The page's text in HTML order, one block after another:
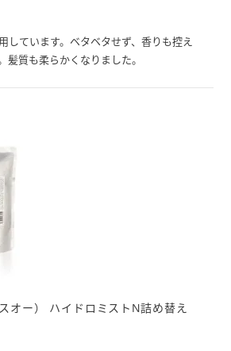
しています。ベタベタせず、香りも控え
髪質も柔らかくなりました。
オー） ハイドロミストN詰め替え